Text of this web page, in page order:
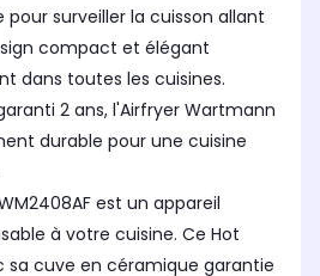
surveiller la cuisson allant
compact et élégant
dans toutes les cuisines.
2 ans, l'Airfryer Wartmann
durable pour une cuisine
est un appareil
à votre cuisine. Ce Hot
sa cuve en céramique garantie